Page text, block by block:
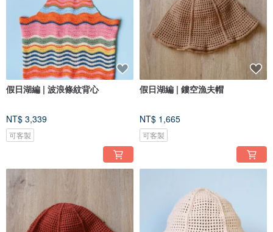
假日湖編 | 波浪條紋背心
NT$ 3,339
可客製
假日湖編 | 鏤空漁夫帽
NT$ 1,665
可客製